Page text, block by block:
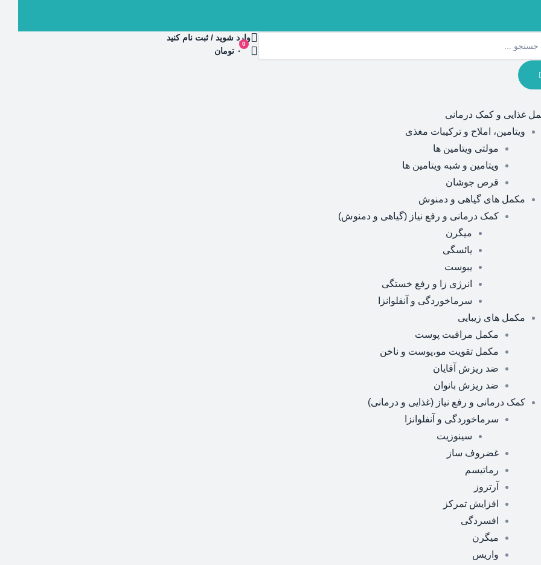
وارد شوید / ثبت نام کنید
0
۰ تومان
غذایی و کمک درمانی
ویتامین، املاح و ترکیبات مغذی
مولتی ویتامین ها
ویتامین و شبه ویتامین ها
قرص جوشان
مکمل های گیاهی و دمنوش
کمک درمانی و رفع نیاز (گیاهی و دمنوش)
میگرن
یائسگی
یبوست
انرژی زا و رفع خستگی
سرماخوردگی و آنفلوانزا
مکمل های زیبایی
مکمل مراقبت پوست
مکمل تقویت مو،پوست و ناخن
ضد ریزش آقایان
ضد ریزش بانوان
کمک درمانی و رفع نیاز (غذایی و درمانی)
سرماخوردگی و آنفلوانزا
سینوزیت
غضروف ساز
رماتیسم
آرتروز
افزایش تمرکز
افسردگی
میگرن
واریس